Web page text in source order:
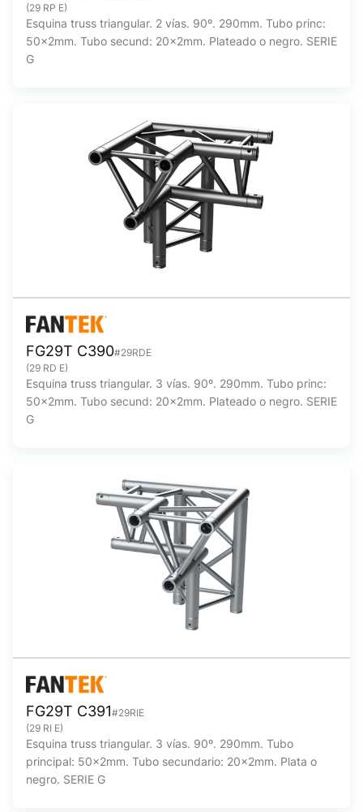
(29 RP E)
Esquina truss triangular. 2 vías. 90º. 290mm. Tubo princ:
50x2mm. Tubo secund: 20x2mm. Plateado o negro. SERIE
G
FG29T C390#29RDE
(29 RD E)
Esquina truss triangular. 3 vías. 90º. 290mm. Tubo princ:
50x2mm. Tubo secund: 20x2mm. Plateado o negro. SERIE
G
FG29T C391#29RIE
(29 RI E)
Esquina truss triangular. 3 vías. 90º. 290mm. Tubo
principal: 50x2mm. Tubo secundario: 20x2mm. Plata o
negro. SERIE G